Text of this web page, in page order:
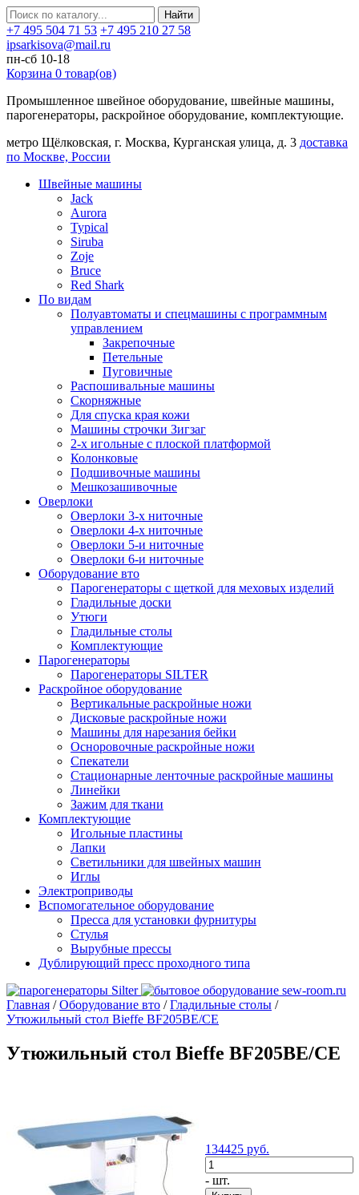
Найти
+7 495 504 71 53 +7 495 210 27 58
ipsarkisova@mail.ru
пн-сб 10-18
Корзина 0 товар(ов)
Промышленное швейное оборудование, швейные машины,
парогенераторы, раскройное оборудование, комплектующие.
метро Щёлковская, г. Москва, Курганская улица, д. 3 доставка
по Москве, России
Швейные машины
Jack
Aurora
Typical
Siruba
Zoje
Bruce
Red Shark
По видам
Полуавтоматы и спецмашины с программным
управлением
Закрепочные
Петельные
Пуговичные
Распошивальные машины
Скорняжные
Для спуска края кожи
Машины строчки Зигзаг
2-х игольные с плоской платформой
Колонковые
Подшивочные машины
Мешкозашивочные
Оверлоки
Оверлоки 3-х ниточные
Оверлоки 4-х ниточные
Оверлоки 5-и ниточные
Оверлоки 6-и ниточные
Оборудование вто
Парогенераторы с щеткой для меховых изделий
Гладильные доски
Утюги
Гладильные столы
Комплектующие
Парогенераторы
Парогенераторы SILTER
Раскройное оборудование
Вертикальные раскройные ножи
Дисковые раскройные ножи
Машины для нарезания бейки
Осноровочные раскройные ножи
Спекатели
Стационарные ленточные раскройные машины
Линейки
Зажим для ткани
Комплектующие
Игольные пластины
Лапки
Светильники для швейных машин
Иглы
Электроприводы
Вспомогательное оборудование
Пресса для установки фурнитуры
Стулья
Вырубные прессы
Дублирующий пресс проходного типа
Главная /Оборудование вто /Гладильные столы /
Утюжильный стол Bieffe BF205ВE/CE
Утюжильный стол Bieffe BF205ВE/CE
134425 руб.
- шт.